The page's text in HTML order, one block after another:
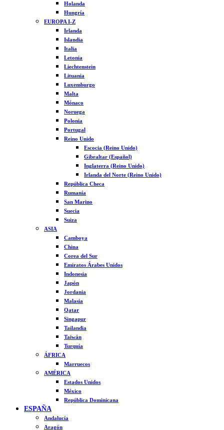
Holanda
Hungría
EUROPA I-Z
Irlanda
Islandia
Italia
Letonia
Liechtenstein
Lituania
Luxemburgo
Malta
Mónaco
Noruega
Polonia
Portugal
Reino Unido
Escocia (Reino Unido)
Gibraltar (Español)
Inglaterra (Reino Unido)
Irlanda del Norte (Reino Unido)
República Checa
Rumanía
San Marino
Suecia
Suiza
ASIA
Camboya
China
Corea del Sur
Emiratos Árabes Unidos
Indonesia
Japón
Jordania
Malasia
Qatar
Singapur
Tailandia
Taiwán
Turquía
ÁFRICA
Marruecos
AMÉRICA
Estados Unidos
México
República Dominicana
ESPAÑA
Andalucía
Aragón